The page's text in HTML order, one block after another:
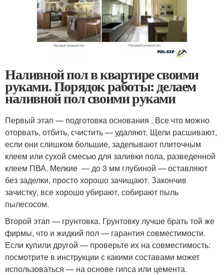
Наливной пол в квартире своими
руками. Порядок работы: делаем
наливной пол своими руками
Первый этап — подготовка основания . Все что можно
оторвать, отбить, счистить — удаляют. Щели расшивают,
если они слишком большие, заделывают плиточным
клеем или сухой смесью для заливки пола, разведенной
клеем ПВА. Мелкие — до 3 мм глубиной — оставляют
без заделки, просто хорошо зачищают. Закончив
зачистку, все хорошо убирают, собирают пыль
пылесосом.
Второй этап — грунтовка. Грунтовку лучше брать той же
фирмы, что и жидкий пол — гарантия совместимости.
Если купили другой — проверьте их на совместимость:
посмотрите в инструкции с какими составами может
использоваться — на основе гипса или цемента.